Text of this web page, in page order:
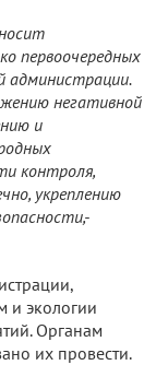
первоочередных
администрации.
негативной
и
контроля,
укреплению
и экологии
Органам
их провести.